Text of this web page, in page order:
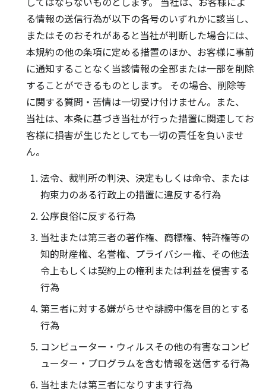
る情報の送信行為が以下の各号のいずれかに該当し、
またはそのおそれがあると当社が判断した場合には、
本規約の他の条項に定める措置のほか、お客様に事前
に通知することなく当該情報の全部または一部を削除
することができるものとします。 その場合、削除等
に関する質問・苦情は一切受け付けません。また、
当社は、本条に基づき当社が行った措置に関連してお
客様に損害が生じたとしても一切の責任を負いませ
ん。
法令、裁判所の判決、決定もしくは命令、または
拘束力のある行政上の措置に違反する行為
公序良俗に反する行為
当社または第三者の著作権、商標権、特許権等の
知的財産権、名誉権、プライバシー権、その他法
令上もしくは契約上の権利または利益を侵害する
行為
第三者に対する嫌がらせや誹謗中傷を目的とする
行為
コンピューター・ウィルスその他の有害なコンピ
ューター・プログラムを含む情報を送信する行為
当社または第三者になりすます行為